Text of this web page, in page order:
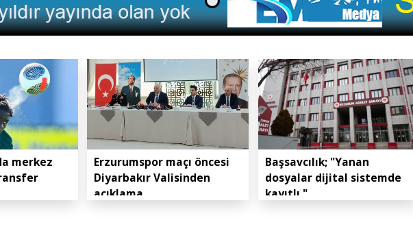
merkez
Erzurumspor maçı öncesi
Diyarbakır Valisinden
açıklama
Başsavcılık; "Yanan
dosyalar dijital sistemde
kayıtlı."